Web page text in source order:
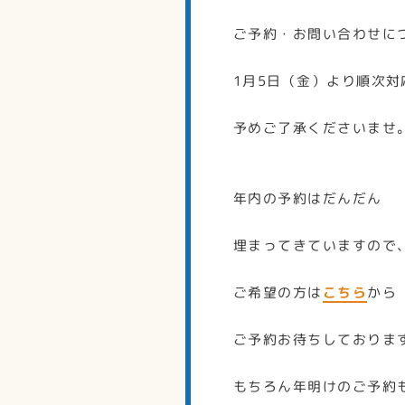
ご予約・お問い合わせに
1月5日（金）より順次対
予めご了承くださいませ。
年内の予約はだんだん
埋まってきていますので、
ご希望の方はこちらから
ご予約お待ちしておりま
もちろん年明けのご予約